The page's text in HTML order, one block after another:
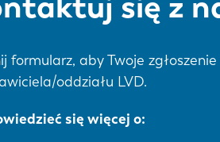
formularz, aby Twoje
oddziału LVD.
się więcej o: